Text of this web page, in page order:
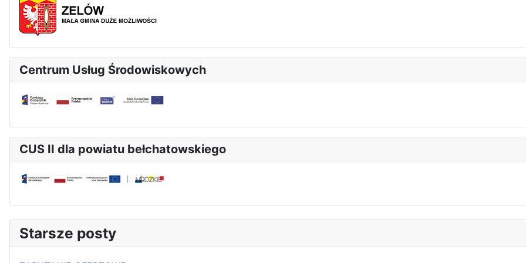
Centrum Usług Środowiskowych
CUS II dla powiatu bełchatowskiego
Starsze posty